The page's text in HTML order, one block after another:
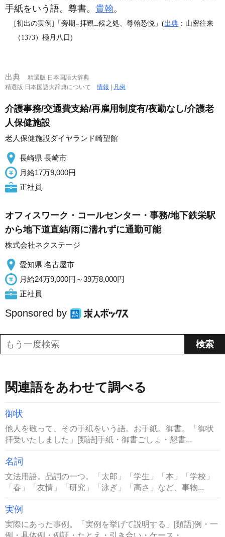
手紙をいう語。尊書。 貴翰。
[初出の実例]「旁期二拝覲一候之処、尊翰恐悦」(出典 ：山密往来
（1373）極月八日)
出典
精選版 日本国語大辞典
精選版 日本国語大辞典について情報 凡例
介護事務/交通費支給/再雇用制度有/夜勤なし/介護老
人保健施設
老人保健施設ダイヤランド崎望館
長崎県 長崎市
月給17万9,000円
正社員
オフィスワーク・コールセンター・事務/地下鉄栄駅
から地下道直結/雨に濡れずに通勤可能
株式会社ネクステージ
愛知県 名古屋市
月給24万9,000円～39万8,000円
正社員
Sponsored by
関連語をあわせて調べる
御状
他人を敬って、その手紙をいう語。お手紙。御書。「御状
拝受いたしました」[類語]手紙・御書ごしょ・懇書...
名詞
文法用語。品詞の一つ。「太郎」「学生」「本」「学校」
「春」「友情」「研究」「泳ぎ」「高さ」など、事物...
実例
実際にあった事例。「実例を挙げて説明する」[類語]例・一
例・具体例・例証・たとえ・引き合い・ケース・...